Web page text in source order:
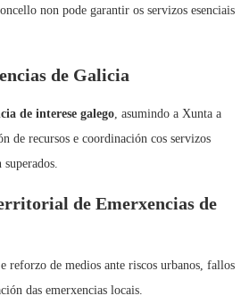
non pode garantir os servizos esenciais
de Galicia
de interese galego , asumindo a Xunta a
de recursos e coordinación cos servizos
de Emerxencias de
reforzo de medios ante riscos urbanos, fallos
das emerxencias locais.